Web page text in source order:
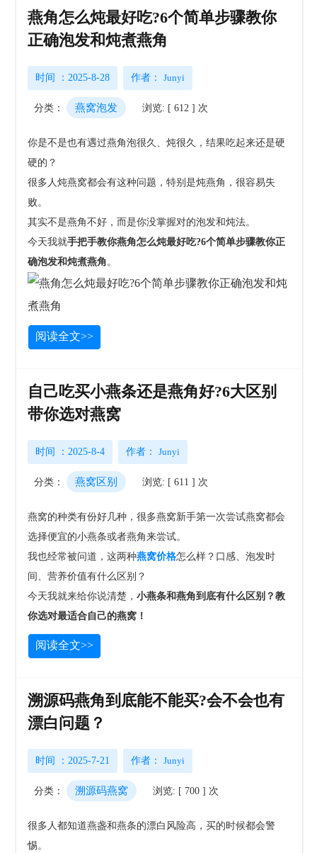
燕角怎么炖最好吃?6个简单步骤教你
正确泡发和炖煮燕角
时间 ：2025-8-28 作者：Junyi
分类： 燕窝泡发 浏览: [ 612 ] 次
你是不是也有遇过燕角泡很久、炖很久，结果吃起来还是硬
硬的？
很多人炖燕窝都会有这种问题，特别是炖燕角，很容易失
败。
其实不是燕角不好，而是你没掌握对的泡发和炖法。
今天我就手把手教你燕角怎么炖最好吃?6个简单步骤教你正
确泡发和炖煮燕角。
阅读全文>>
自己吃买小燕条还是燕角好?6大区别
带你选对燕窝
时间 ：2025-8-4 作者：Junyi
分类： 燕窝区别 浏览: [ 611 ] 次
燕窝的种类有份好几种，很多燕窝新手第一次尝试燕窝都会
选择便宜的小燕条或者燕角来尝试。
我也经常被问道，这两种燕窝价格怎么样？口感、泡发时
间、营养价值有什么区别？
今天我就来给你说清楚，小燕条和燕角到底有什么区别？教
你选对最适合自己的燕窝！
阅读全文>>
溯源码燕角到底能不能买?会不会也有
漂白问题？
时间 ：2025-7-21 作者：Junyi
分类： 溯源码燕窝 浏览: [ 700 ] 次
很多人都知道燕盏和燕条的漂白风险高，买的时候都会警
惕。